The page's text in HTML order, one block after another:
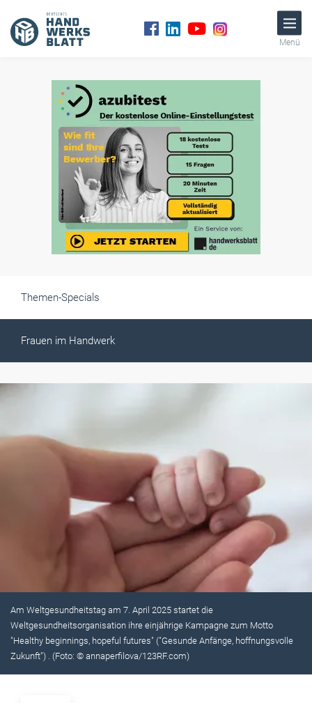
Menü
Themen-Specials
Frauen im Handwerk
Am Weltgesundheitstag am 7. April 2025 startet die
Weltgesundheitsorganisation ihre einjährige Kampagne zum Motto
"Healthy beginnings, hopeful futures" ("Gesunde Anfänge, hoffnungsvolle
Zukunft") . (Foto: © annaperfilova/123RF.com)